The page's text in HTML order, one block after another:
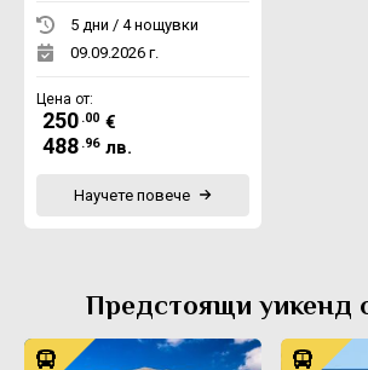
5 дни / 4 нощувки
09.09.2026 г.
Цена от:
250 .00 €
488 .96 лв.
Научете повече
Предстоящи уикенд